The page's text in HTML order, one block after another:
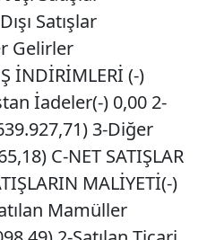
Satışlar
Gelirler
İNDİRİMLERİ (-)
İadeler(-) 0,00 2-
3-Diğer
C-NET SATIŞLAR
MALİYETİ(-)
Mamüller